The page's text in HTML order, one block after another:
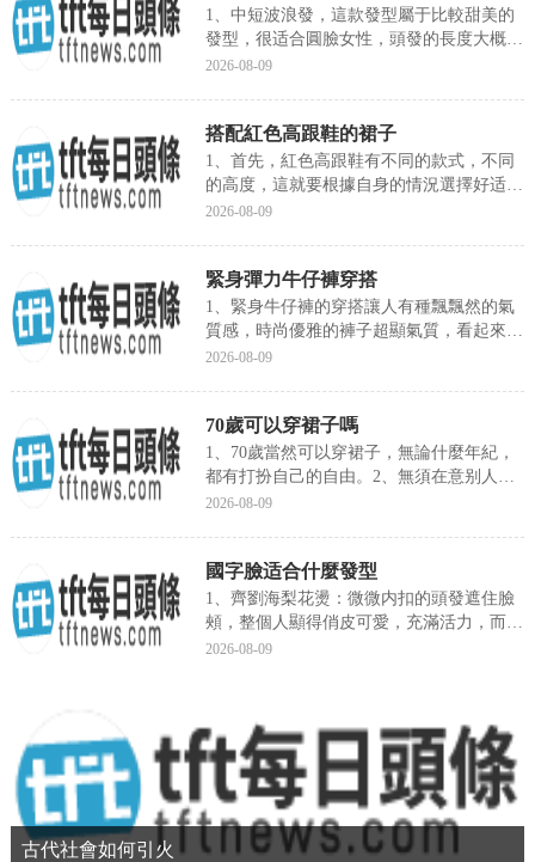
1、中短波浪發，這款發型屬于比較甜美的
發型，很适合圓臉女性，頭發的長度大概在
肩部左右。2、然後把頭發...
2026-08-09
搭配紅色高跟鞋的裙子
1、首先，紅色高跟鞋有不同的款式，不同
的高度，這就要根據自身的情況選擇好适合
自己的，隻有這樣才會有比...
2026-08-09
緊身彈力牛仔褲穿搭
1、緊身牛仔褲的穿搭讓人有種飄飄然的氣
質感，時尚優雅的褲子超顯氣質，看起來每
一個角度都有魅力，拼接款...
2026-08-09
70歲可以穿裙子嗎
1、70歲當然可以穿裙子，無論什麼年紀，
都有打扮自己的自由。2、無須在意别人的
評說，隻要把自己的事情...
2026-08-09
國字臉适合什麼發型
1、齊劉海梨花燙：微微内扣的頭發遮住臉
頰，整個人顯得俏皮可愛，充滿活力，而發
尾的簡約卷燙反倒增添了一...
2026-08-09
古代社會如何引火